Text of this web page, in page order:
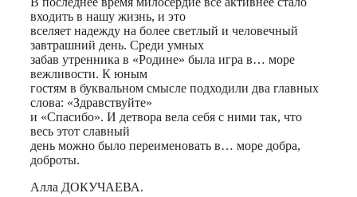
входить в нашу жизнь, и это
вселяет надежду на более светлый и человечный
завтрашний день. Среди умных
забав утренника в «Родине» была игра в… море
вежливости. К юным
гостям в буквальном смысле подходили два главных
слова: «Здравствуйте»
и «Спасибо». И детвора вела себя с ними так, что
весь этот славный
день можно было переименовать в… море добра,
доброты.
Алла ДОКУЧАЕВА.